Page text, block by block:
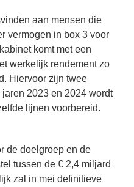
aan mensen die
vermogen in box 3 voor
komt met een
werkelijk rendement zo
Hiervoor zijn twee
2023 en 2024 wordt
lijnen voorbereid.
de doelgroep en de
tussen de € 2,4 miljard
zal in mei definitieve